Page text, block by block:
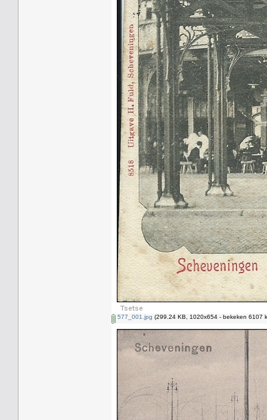
577_001.jpg (299.24 KB, 1020x654 - bekeken 6107